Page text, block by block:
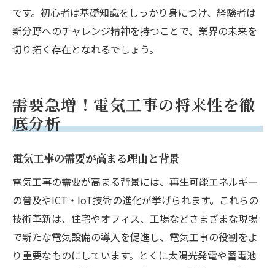
です。初心者は基礎知識をしっかり身につけ、経験者は
新分野へのチャレンジ精神を持つことで、業界の未来を
切り拓く存在となれるでしょう。
需要急増！電気工事の将来性を徹
底分析
電気工事の需要が高まる理由と背景
電気工事の需要が高まる背景には、再生可能エネルギー
の普及やICT・IoT技術の進化が挙げられます。これらの
技術革新は、住宅やオフィス、工場などさまざまな現場
で新たな電気設備の導入を促進し、電気工事の役割をよ
り重要なものにしています。とくに太陽光発電や蓄電池